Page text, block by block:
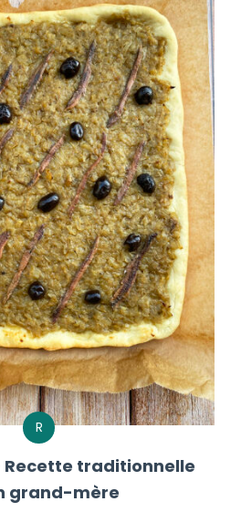
R
Recette traditionnelle
grand-mère